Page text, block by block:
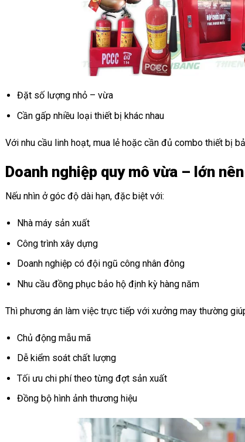
Đặt số lượng nhỏ – vừa
Cần gấp nhiều loại thiết bị khác nhau
Với nhu cầu linh hoạt, mua lẻ hoặc cần đủ combo thiết bị
Doanh nghiệp quy mô vừa – lớn
Nếu nhìn ở góc độ dài hạn, đặc biệt với:
Nhà máy sản xuất
Công trình xây dựng
Doanh nghiệp có đội ngũ công nhân đông
Nhu cầu đồng phục bảo hộ định kỳ hàng năm
Thì phương án làm việc trực tiếp với xưởng may thường
Chủ động mẫu mã
Dễ kiểm soát chất lượng
Tối ưu chi phí theo từng đợt sản xuất
Đồng bộ hình ảnh thương hiệu